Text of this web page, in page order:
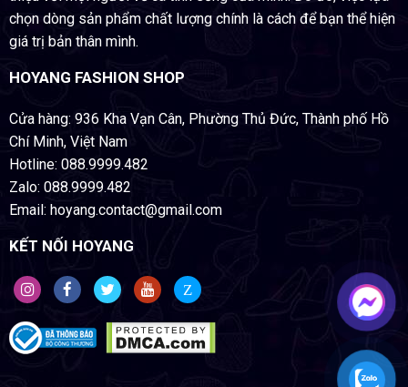
chọn dòng sản phẩm chất lượng chính là cách để bạn thể hiện
giá trị bản thân mình.
HOYANG FASHION SHOP
Cửa hàng: 936 Kha Vạn Cân, Phường Thủ Đức, Thành phố Hồ
Chí Minh, Việt Nam
Hotline: 088.9999.482
Zalo: 088.9999.482
Email: hoyang.contact@gmail.com
KẾT NỐI HOYANG
Z